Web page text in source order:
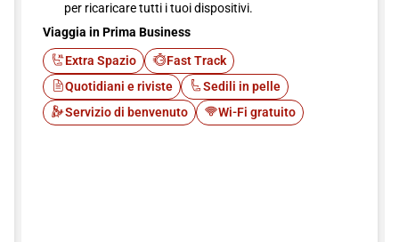
per ricaricare tutti i tuoi dispositivi.
Viaggia in Prima Business
Extra Spazio
Fast Track
Quotidiani e riviste
Sedili in pelle
Servizio di benvenuto
Wi-Fi gratuito